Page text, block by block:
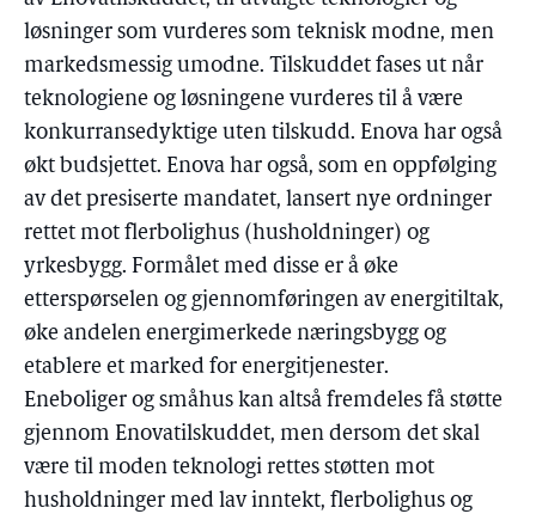
løsninger som vurderes som teknisk modne, men
markedsmessig umodne. Tilskuddet fases ut når
teknologiene og løsningene vurderes til å være
konkurransedyktige uten tilskudd. Enova har også
økt budsjettet. Enova har også, som en oppfølging
av det presiserte mandatet, lansert nye ordninger
rettet mot flerbolighus (husholdninger) og
yrkesbygg. Formålet med disse er å øke
etterspørselen og gjennomføringen av energitiltak,
øke andelen energimerkede næringsbygg og
etablere et marked for energitjenester.
Eneboliger og småhus kan altså fremdeles få støtte
gjennom Enovatilskuddet, men dersom det skal
være til moden teknologi rettes støtten mot
husholdninger med lav inntekt, flerbolighus og